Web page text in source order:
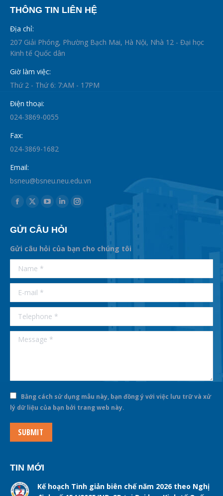
THÔNG TIN LIÊN HỆ
Địa chỉ:
207 Giải Phóng, Phường Bạch Mai, Hà Nội, Nhà 12 - Đại học
Kinh tế Quốc dân
Giờ làm việc:
Thứ 2 - Thứ 6: 7:AM - 17PM
Điện thoại:
024-3869-0055
Fax:
024-3869-1682
Email:
bsneu@bsneu.neu.edu.vn
Find us on:
Facebook
opens
in
new
window
X
opens
in
new
window
YouTube
opens
in
new
Linkedin
opens
in
new
Instagram
in
new
GỬI CÂU HỎI
Gửi câu hỏi của bạn cho chúng tôi
supertotobet
betist
Name *
E-mail *
Telephone *
Message *
Bằng cách sử dụng mẫu này, bạn đồng ý với việc lưu trữ và xử
lý dữ liệu của bạn bởi trang web này.
SUBMIT
TIN MỚI
Kế hoạch Tinh giản biên chế năm 2026 theo Nghị